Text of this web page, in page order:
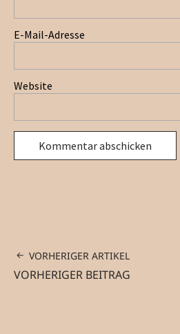
E-Mail-Adresse
Website
VORHERIGER ARTIKEL
VORHERIGER BEITRAG